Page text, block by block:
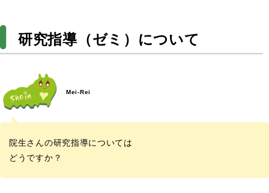
研究指導（ゼミ）について
Mei-Rei
院生さんの研究指導については
どうですか？